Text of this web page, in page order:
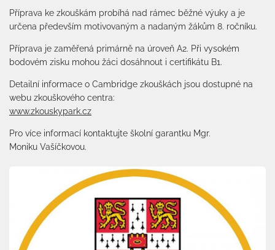
Příprava ke zkouškám probíhá nad rámec běžné výuky a je
určena především motivovaným a nadaným žákům 8. ročníku.
Příprava je zaměřená primárně na úroveň A2. Při vysokém
bodovém zisku mohou žáci dosáhnout i certifikátu B1.
Detailní informace o Cambridge zkouškách jsou dostupné na
webu zkouškového centra:
www.zkouskypark.cz
Pro více informací kontaktujte školní garantku Mgr.
Moniku Vašíčkovou.